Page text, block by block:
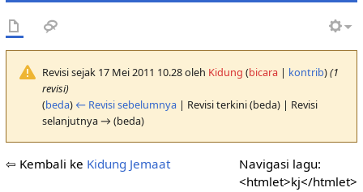
Revisi sejak 17 Mei 2011 10.28 oleh Kidung (bicara| kontrib)(1
revisi)
(beda) ← Revisi sebelumnya| Revisi terkini (beda) | Revisi
selanjutnya → (beda)
Navigasi lagu:
<htmlet>kj</htmlet>
⇦ Kembali ke Kidung Jemaat